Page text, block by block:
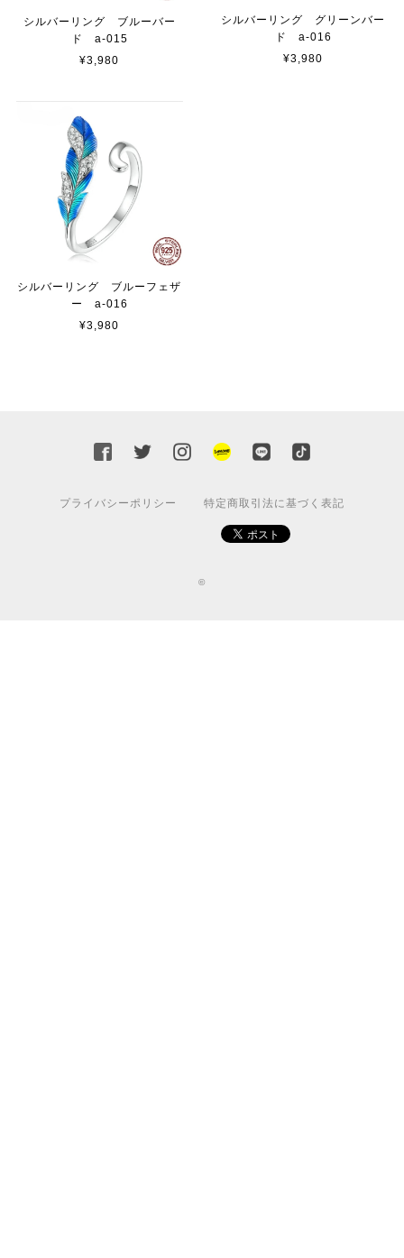
シルバーリング ブルーバー
ド a-015
¥3,980
シルバーリング グリーンバー
ド a-016
¥3,980
シルバーリング ブルーフェザ
ー a-016
¥3,980
プライバシーポリシー 特定商取引法に基づく表記
©